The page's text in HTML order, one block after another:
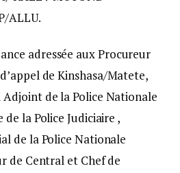
ALLU.
adressée aux Procureur
de Kinshasa/Matete,
Adjoint de la Police Nationale
la Police Judiciaire ,
de la Police Nationale
de Central et Chef de